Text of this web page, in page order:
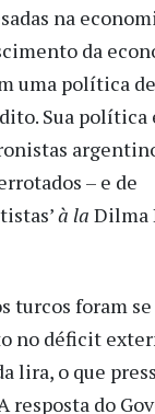
na
da
uma política
Sua política
– e de
à la Dilma
turcos foram
no déficit
lira, o que
resposta do